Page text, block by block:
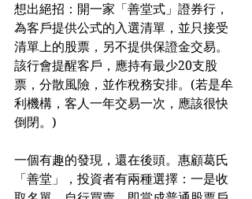
想出絕招：開一家「善堂式」證券行，
為客戶提供公式的入選清單，並只接受
清單上的股票，另不提供保證金交易。
該行會提醒客戶，應持有最少20支股
票，分散風險，並作稅務安排。(若是牟
利機構，客人一年交易一次，應該很快
倒閉。)
一個有趣的發現，還在後頭。惠顧葛氏
「善堂」，投資者有兩種選擇：一是收